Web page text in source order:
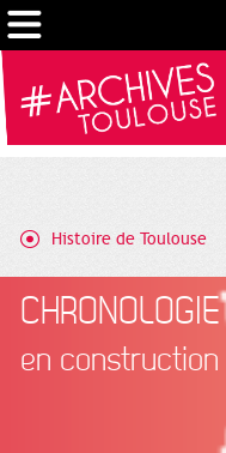
Histoire de Toulouse
CHRONOLOGIE
en construction
Cookies management panel